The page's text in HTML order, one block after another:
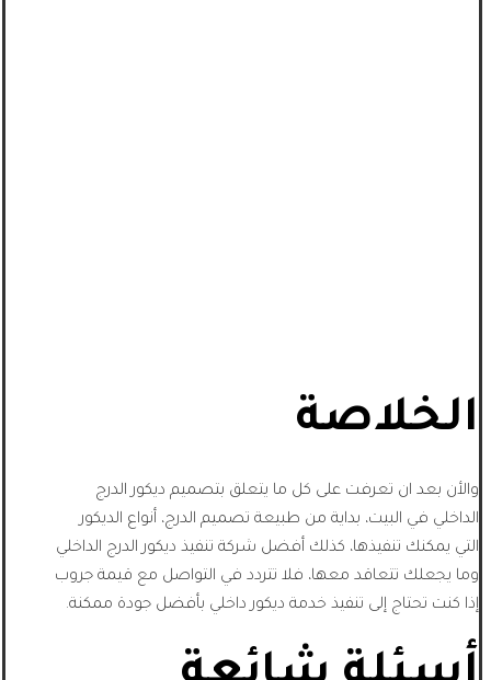
الخلاصة
والأن بعد ان تعرفت على كل ما يتعلق بتصميم ديكور الدرج
الداخلي في البيت، بداية من طبيعة تصميم الدرج، أنواع الديكور
التي يمكنك تنفيذها، كذلك أفضل شركة تنفيذ ديكور الدرج الداخلي
وما يجعلك تتعاقد معها، فلا تتردد في التواصل مع قيمة جروب
إذا كنت تحتاج إلى تنفيذ خدمة ديكور داخلي بأفضل جودة ممكنة.